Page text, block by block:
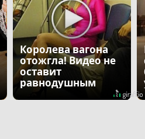
Королева вагона
отожгла! Видео не
оставит
равнодушным